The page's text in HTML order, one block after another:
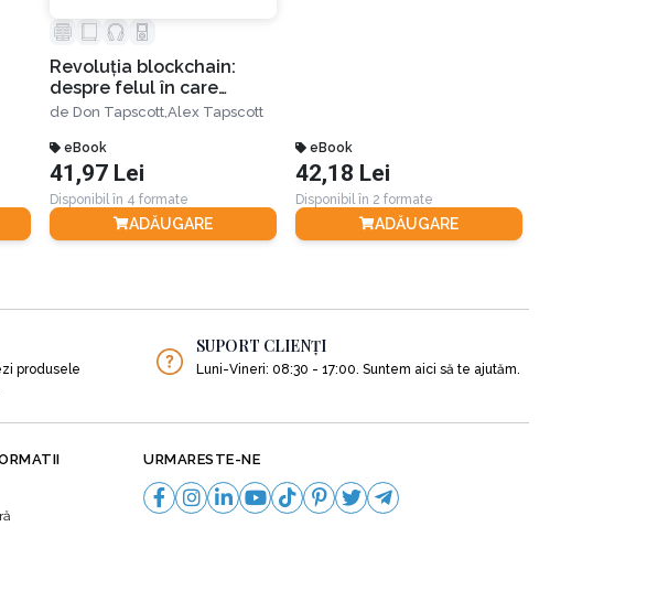
Revoluția blockchain:
despre felul în care
tehnologia aflată la baza
banii, afacerile și lumea.
Ediția a II-a
de Don Tapscott, Alex Tapscott
eBook
41,97 Lei
Disponibil în 4 formate
ADĂUGARE
eBook
42,18 Lei
Disponibil în 2 formate
ADĂUGARE
produsele
SUPORT CLIENȚI
Luni-Vineri: 08:30 - 17:00. Suntem aici să te ajutăm.
URMARESTE-NE